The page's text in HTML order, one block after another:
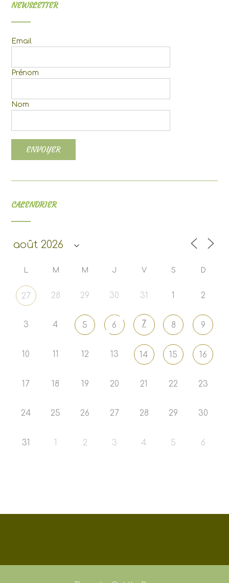
NEWSLETTER
Email
Prénom
Nom
CALENDRIER
M M J V S D
27 28 29 30 31 1 2
3 4 5 6 7 8 9
10 11 12 13 14 15 16
17 18 19 20 21 22 23
24 25 26 27 28 29 30
31 1 2 3 4 5 6